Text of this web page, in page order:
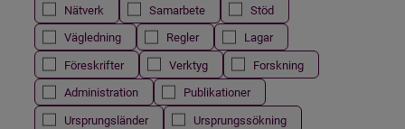
Nätverk
Samarbete
Stöd
Vägledning
Regler
Lagar
Föreskrifter
Verktyg
Forskning
Administration
Publikationer
Ursprungsländer
Ursprungssökning